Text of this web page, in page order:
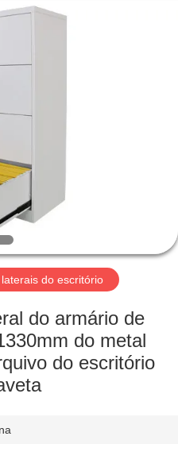
do escritório
do armário de
do metal
do escritório